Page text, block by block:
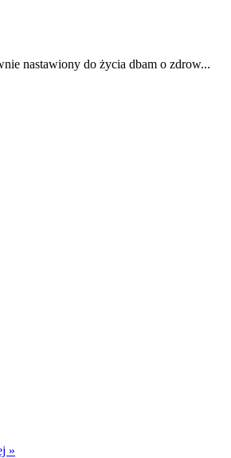
nastawiony do życia dbam o zdrow...
»